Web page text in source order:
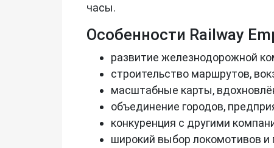
часы.
Особенности Railway
развитие железнодорожной
строительство маршрутов,
масштабные карты,
объединение городов,
конкуренция с другими
широкий выбор локомотивов и